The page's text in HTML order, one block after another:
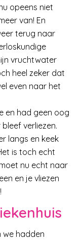
opeens niet
van! En
terug naar
vruchtwater
heel zeker dat
even naar het
en had geen oog
verliezen.
langs en keek
is toch echt
nu echt naar
en je vliezen
we hadden